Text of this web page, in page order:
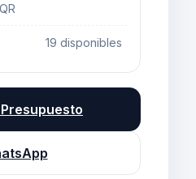
QR
19 disponibles